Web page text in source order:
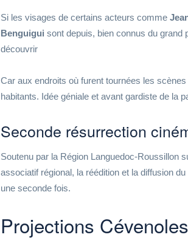
Si les visages de certains acteurs comme
Benguigui sont depuis, bien connus du grand
découvrir
Car aux endroits où furent tournées les
habitants. Idée géniale et avant gardiste de la
Seconde résurrection
Soutenu par la Région Languedoc-Roussillon
associatif régional, la réédition et la diffusion
une seconde fois.
Projections